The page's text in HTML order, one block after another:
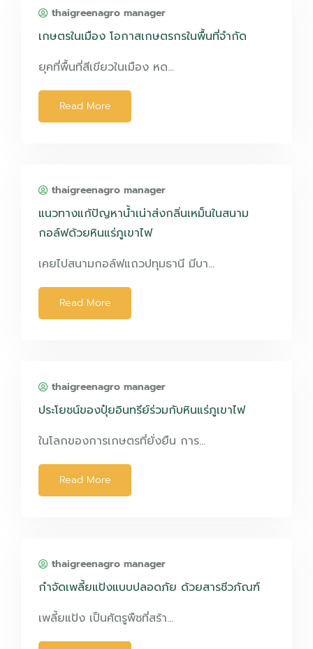
thaigreenagro manager
เกษตรในเมือง โอกาสเกษตรกรในพื้นที่จำกัด
ยุคที่พื้นที่สีเขียวในเมือง หด…
Read More
thaigreenagro manager
แนวทางแก้ปัญหาน้ำเน่าส่งกลิ่นเหม็นในสนาม
กอล์ฟด้วยหินแร่ภูเขาไฟ
เคยไปสนามกอล์ฟแถวปทุมธานี มีบา…
Read More
thaigreenagro manager
ประโยชน์ของปุ๋ยอินทรีย์ร่วมกับหินแร่ภูเขาไฟ
ในโลกของการเกษตรที่ยั่งยืน การ…
Read More
thaigreenagro manager
กำจัดเพลี้ยแป้งแบบปลอดภัย ด้วยสารชีวภัณฑ์
เพลี้ยแป้ง เป็นศัตรูพืชที่สร้า…